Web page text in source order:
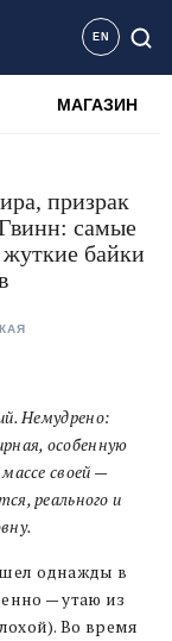
EN
МАГАЗИН
призрак
самые
байки
Немудрено:
особенную
своей —
реального и
однажды в
— утаю из
Во время